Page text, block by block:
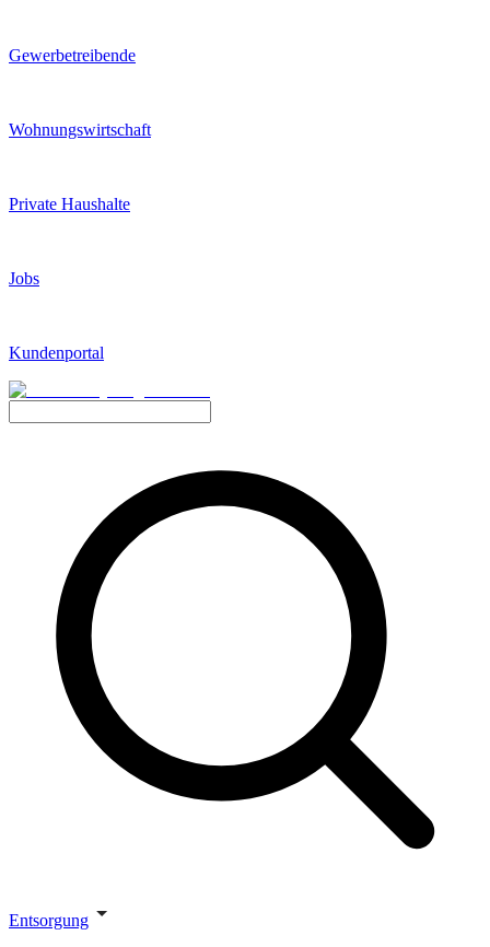
Gewerbetreibende
Wohnungswirtschaft
Private Haushalte
Jobs
Kundenportal
Entsorgung